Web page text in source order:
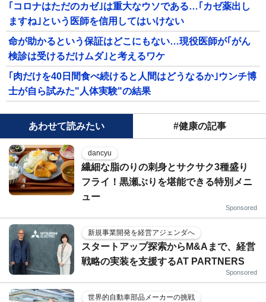
｢コロナはただのカゼ｣は重大なウソである…｢カゼ薬出し
ますね｣という医師を信用してはいけない
命が助かるという保証はどこにもない…現役医師が｢がん
検診は受けるだけムダ｣と考えるワケ
｢肉だけを40日間食べ続けると人間はどうなるか｣ウンチ博
士が自ら試みた"人体実験"の結果
あわせて読みたい #健康の記事
dancyu
繊細な脂のりの刺身とサクサク3種盛り
フライ！黒瀬ぶりを堪能できる特別メニ
ュー
Sponsored
新規事業開発を経営アジェンダへ
スタートアップ探索からM&Aまで、経営
戦略の実装を支援するAT PARTNERS
Sponsored
世界的自動車部品メーカーの挑戦